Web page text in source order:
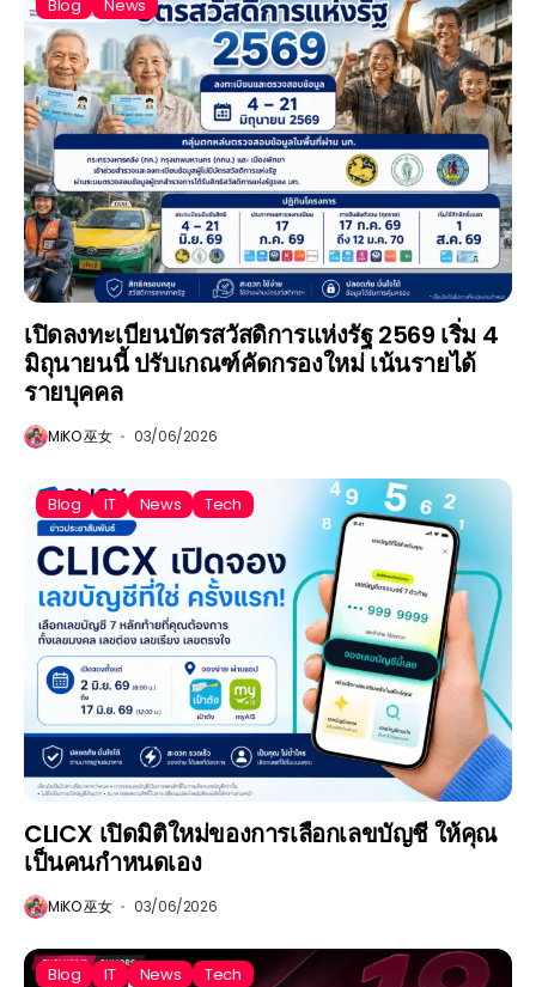
Blog News
เปิดลงทะเบียนบัตรสวัสดิการแห่งรัฐ 2569 เริ่ม 4
มิถุนายนนี้ ปรับเกณฑ์คัดกรองใหม่ เน้นรายได้
รายบุคคล
MiKO 巫女 03/06/2026
Blog IT News Tech
CLICX เปิดมิติใหม่ของการเลือกเลขบัญชี ให้คุณ
เป็นคนกำหนดเอง
MiKO 巫女 03/06/2026
Blog IT News Tech